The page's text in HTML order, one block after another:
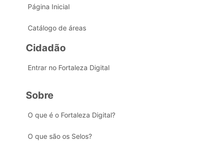
Página Inicial
Catálogo de áreas
Cidadão
Entrar no Fortaleza Digital
Sobre
O que é o Fortaleza Digital?
O que são os Selos?